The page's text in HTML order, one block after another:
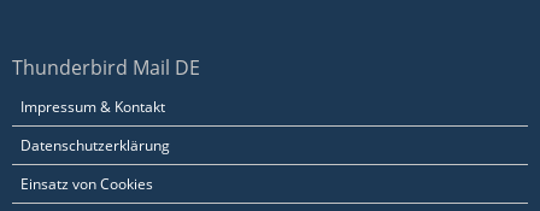
Thunderbird Mail DE
Impressum & Kontakt
Datenschutzerklärung
Einsatz von Cookies